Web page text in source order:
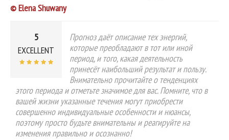
© Elena Shuwany
5
EXCELLENT
Прогноз даёт описание тех энергий,
которые преобладают в тот или иной
период, и того, какая деятельность
принесёт наибольший результат и пользу.
Внимательно прочитайте о тенденциях
этого периода и отметьте значимое для вас. Помните, что в
вашей жизни указанные течения могут приобрести
совершенно индивидуальные особенности и нюансы,
поэтому просто будьте внимательны и реагируйте на
изменения правильно и осознанно!